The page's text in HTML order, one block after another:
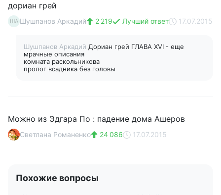
дориан грей
ША Шушпанов Аркадий 2 219 Лучший ответ 17.07.2015
Шушпанов Аркадий Дориан грей ГЛАВА XVI - еще
мрачные описания
комната раскольникова
пролог всадника без головы
Можно из Эдгара По : падение дома Ашеров
Светлана Романенко 24 086 17.07.2015
Похожие вопросы